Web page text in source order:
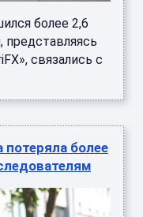
более 2,6
связались с
потеряла более